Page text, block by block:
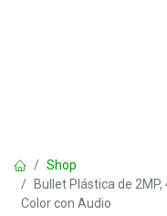
Shop
Bullet Plástica de 2MP,
Color con Audio